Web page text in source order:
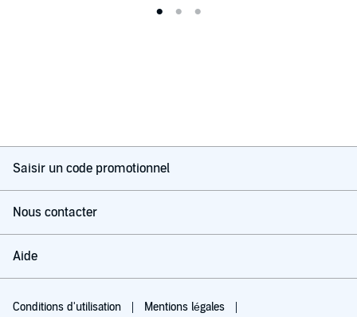
Saisir un code promotionnel
Nous contacter
Aide
Conditions d'utilisation Mentions légales